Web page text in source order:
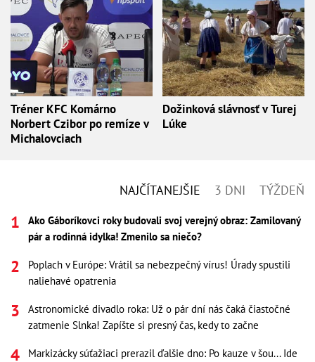
Tréner KFC Komárno
Norbert Czibor po remíze v
Michalovciach
Dožinková slávnosť v Turej
Lúke
NAJČÍTANEJŠIE 3 DNI TÝŽDEŇ
Ako Gáboríkovci roky budovali svoj verejný obraz: Zamilovaný
pár a rodinná idylka! Zmenilo sa niečo?
Poplach v Európe: Vrátil sa nebezpečný vírus! Úrady spustili
naliehavé opatrenia
Astronomické divadlo roka: Už o pár dní nás čaká čiastočné
zatmenie Slnka! Zapíšte si presný čas, kedy to začne
Markizácky súťažiaci prerazil ďalšie dno: Po kauze v šou... Ide